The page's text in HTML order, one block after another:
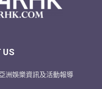
US
洲娛樂資訊及活動報導